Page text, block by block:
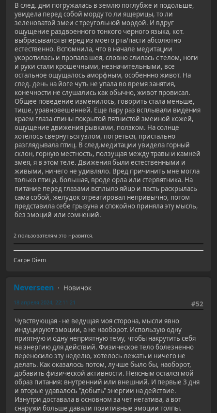
В след. дни погружалась в землю поглубже и подольше,
увидела перед собой морду то ли ящерицы, то ли
зеленоватой змеи с треугольной мордой. И вдруг
ощущение раздвоенного тонкого черного языка, кот.
выбрасывался вперед из моего рта/пасти абсолютно
естественно. Вспомнила, что в начале медитации
укоротилась и пропала шея, словно слилась с телом, ноги
и руки стали крошечными, незначительными, все
остальное ощущалось аморфным, особеннно живот. На
след. день на йоге чуть не упала во время занятия,
конечности не слушались как обычно, живот провисал.
Общее поведение изменилось, говорить стала меньше,
тише, уравновешенней. Еще пару раз всплывали видения
краем глаза спины покрытой пятнистой змеиной кожей,
ощущение движения рывками, ползком. На солнце
хотелось свернуться узлом, погреться, пристально
разглядывала птиц. В след.медитации увидела горный
склон, горную местность, ползущая между травы и камней
змея, я в этом теле. Движения были естественными и
живыми, ничего не удивляло. Вред причинить мне могла
только птица, большая, вроде орла или стервятника. На
питание перед глазами всплыло яйцо и пасть раскрылась
сама собой, желудок отреагировал непривычно, потом
представила себе грызуна и спокойно приняла эту мысль,
без эмоций или сомнений.
2 пользователям это нравится.
Carpe Diem
Neverseen
Новичок
#52
18 апреля 2024, 22:11:21
Чувствующая - не ведущая моя сторона, мысли явно
индуцируют эмоции, а не наоборот. Использую одну
приятную и одну неприятную тему, чтобы накрутить себя
на энергию для действий. Физическое тело болезненно
переносило эту неделю, хотелось лежать и ничего не
делать. Как оказалось потом, лучше было бы, наоборот,
добавить физической активности. Неясным остался мой
образ питания: внутренний или внешний. И первые 3 дня
и вторые удавалось "добыть" энергии на действие.
Изнутри доставала в основном за чет негатива, а вот
снаружи больше давали позитивные эмоции толпы.